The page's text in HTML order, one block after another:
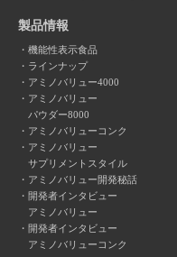
製品情報
機能性表示食品
ラインナップ
アミノバリュー4000
アミノバリュー
パウダー8000
アミノバリューコンク
アミノバリュー
サプリメントスタイル
アミノバリュー開発秘話
開発者インタビュー
アミノバリュー
開発者インタビュー
アミノバリューコンク